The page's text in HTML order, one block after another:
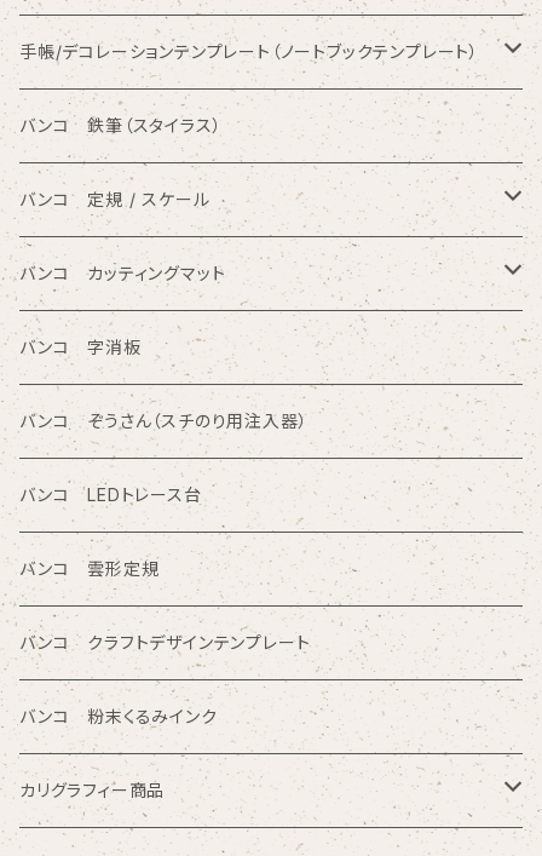
数字入りテンプレート定規
ひらがな入りテンプレート定規
アルファベット入りテンプレート定規
円/楕円/アール入りテンプレート定規
三角形/四角形/五角形/多角形入りテンプレート定規
カタカナ入りテンプレート定規
図面レイアウト/ 専門チャート/その他テンプレート定規
商品シリーズ名から検索
SE型
80型
プチプレート型
OCR型 / シンボル型
手帳/デコレーションテンプレート（ノートブックテンプレート）
バンコ ノートブックテンプレート（カードサイズ）
バンコ ルーラースリム（定規型）
バンコ ノートブックテンプレート（はがきサイズ）
バンコ 鉄筆（スタイラス）
バンコ 定規 / スケール
方眼カッティング定規
直定規
読み取り定規
ツイン定規
ノートブックテンプレート ルーラースリム
カリグラフィガイドライン定規
バンコ カッティングマット
ポリエチレン系樹脂（PVC）
オレフィン系樹脂
バンコ 字消板
バンコ ぞうさん（スチのり用注入器）
バンコ LEDトレース台
バンコ 雲形定規
バンコ クラフトデザインテンプレート
バンコ 粉末くるみインク
カリグラフィー商品